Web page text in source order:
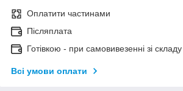
Оплатити частинами
Післяплата
Готівкою - при самовивезенні зі складу
Всі умови оплати